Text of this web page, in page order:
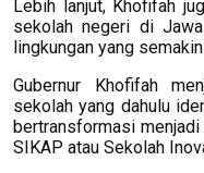
Lebih lanjut, Khofifah
sekolah negeri di
lingkungan yang
Gubernur Khofifah
sekolah yang dahulu
bertransformasi
SIKAP atau Sekolah